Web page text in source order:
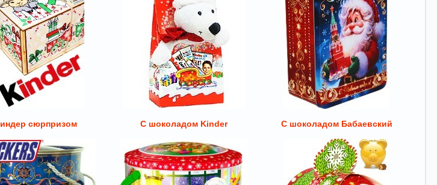
сюрпризом С шоколадом Kinder С шоколадом Бабаевский